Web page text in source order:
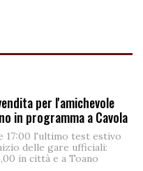
per l'amichevole
in programma a Cavola
17:00 l'ultimo test estivo
delle gare ufficiali:
in città e a Toano